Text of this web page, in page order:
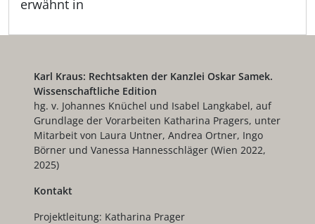
erwähnt in
Karl Kraus: Rechtsakten der Kanzlei Oskar Samek.
Wissenschaftliche Edition
hg. v. Johannes Knüchel und Isabel Langkabel, auf
Grundlage der Vorarbeiten Katharina Pragers, unter
Mitarbeit von Laura Untner, Andrea Ortner, Ingo
Börner und Vanessa Hannesschläger (Wien 2022,
2025)
Kontakt
Projektleitung: Katharina Prager